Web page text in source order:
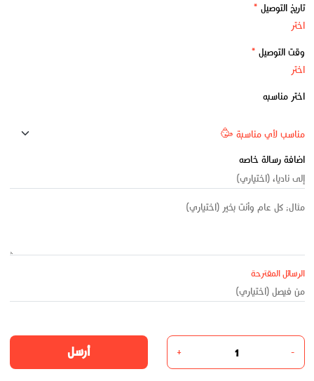
تاريخ التوصيل *
وقت التوصيل *
اختر مناسبه
اضافة رسالة خاصه
الرسائل المقترحة
-
+ أرسل